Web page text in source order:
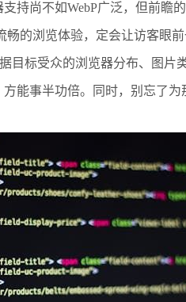
持尚不如WebP广泛，但前瞻
的浏览体验，定会让访客眼前
目标受众的浏览器分布、图片
能事半功倍。同时，别忘了